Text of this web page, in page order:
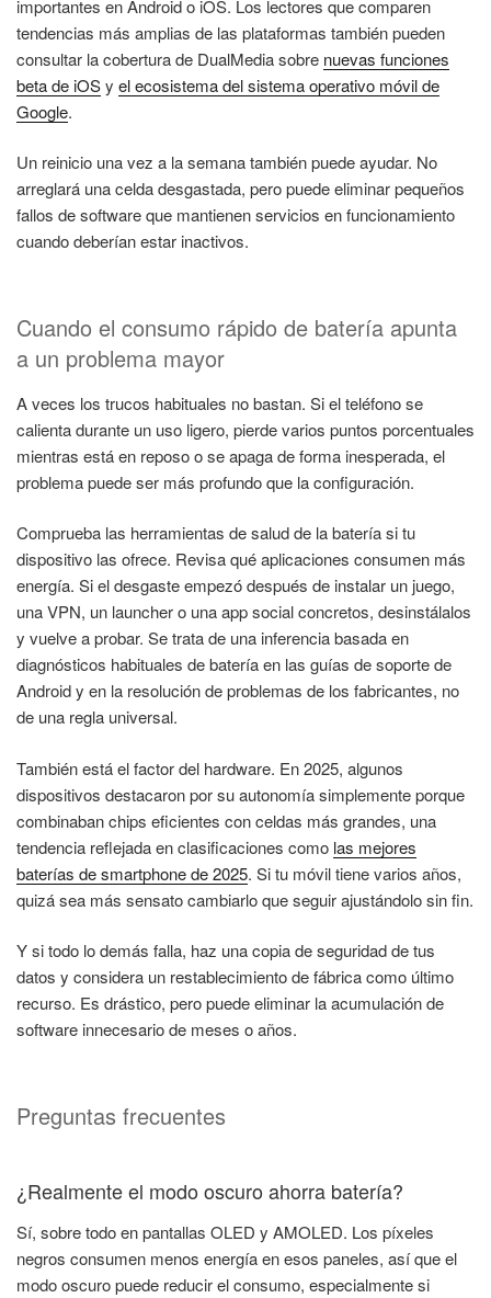
importantes en Android o iOS. Los lectores que comparen
tendencias más amplias de las plataformas también pueden
consultar la cobertura de DualMedia sobre nuevas funciones
beta de iOSy el ecosistema del sistema operativo móvil de
Google.
Un reinicio una vez a la semana también puede ayudar. No
arreglará una celda desgastada, pero puede eliminar pequeños
fallos de software que mantienen servicios en funcionamiento
cuando deberían estar inactivos.
Cuando el consumo rápido de batería apunta
a un problema mayor
A veces los trucos habituales no bastan. Si el teléfono se
calienta durante un uso ligero, pierde varios puntos porcentuales
mientras está en reposo o se apaga de forma inesperada, el
problema puede ser más profundo que la configuración.
Comprueba las herramientas de salud de la batería si tu
dispositivo las ofrece. Revisa qué aplicaciones consumen más
energía. Si el desgaste empezó después de instalar un juego,
una VPN, un launcher o una app social concretos, desinstálalos
y vuelve a probar. Se trata de una inferencia basada en
diagnósticos habituales de batería en las guías de soporte de
Android y en la resolución de problemas de los fabricantes, no
de una regla universal.
También está el factor del hardware. En 2025, algunos
dispositivos destacaron por su autonomía simplemente porque
combinaban chips eficientes con celdas más grandes, una
tendencia reflejada en clasificaciones como las mejores
baterías de smartphone de 2025. Si tu móvil tiene varios años,
quizá sea más sensato cambiarlo que seguir ajustándolo sin fin.
Y si todo lo demás falla, haz una copia de seguridad de tus
datos y considera un restablecimiento de fábrica como último
recurso. Es drástico, pero puede eliminar la acumulación de
software innecesario de meses o años.
Preguntas frecuentes
¿Realmente el modo oscuro ahorra batería?
Sí, sobre todo en pantallas OLED y AMOLED. Los píxeles
negros consumen menos energía en esos paneles, así que el
modo oscuro puede reducir el consumo, especialmente si